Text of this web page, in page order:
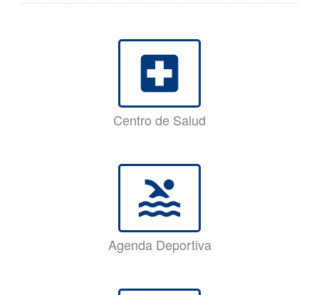
local_hospital
Centro de Salud
pool
Agenda Deportiva